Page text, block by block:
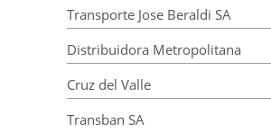
Transporte Jose Beraldi SA
Distribuidora Metropolitana
Cruz del Valle
Transban SA